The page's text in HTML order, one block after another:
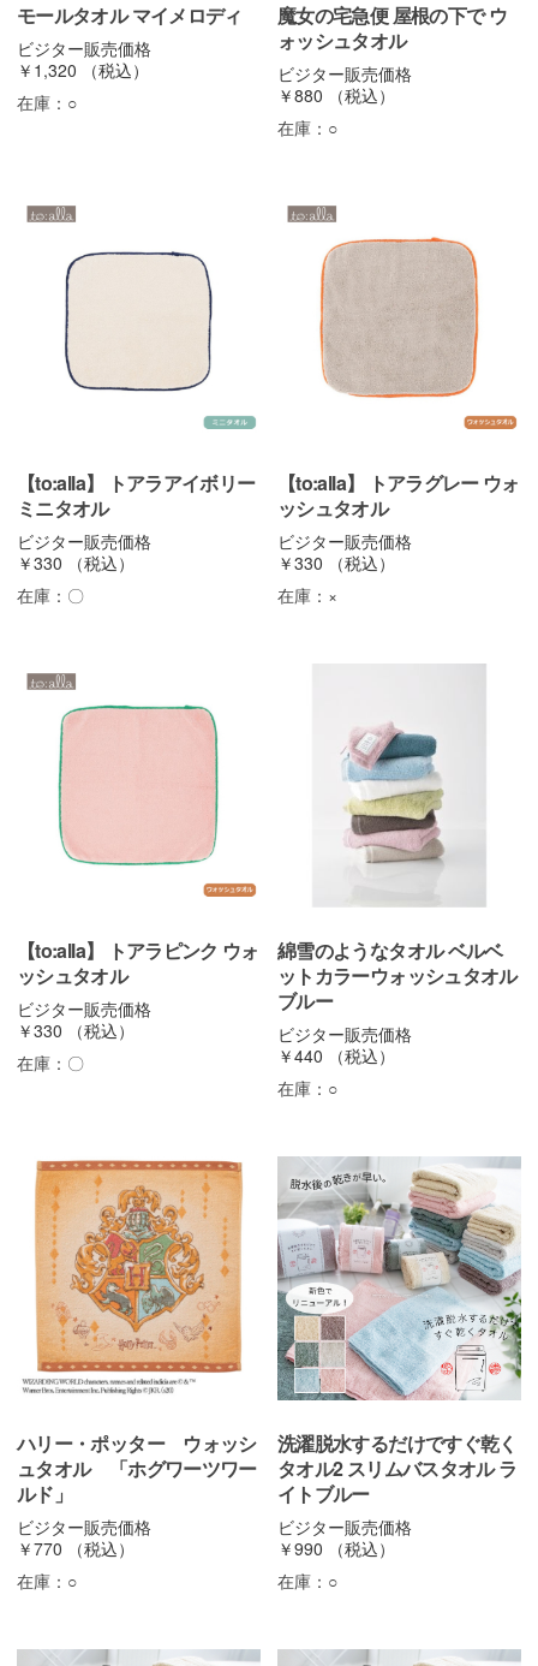
モールタオル マイメロディ
ビジター販売価格
￥1,320
（税込）
在庫： ○
魔女の宅急便 屋根の下で ウ
ォッシュタオル
ビジター販売価格
￥880
（税込）
在庫： ○
【to:alla】 トアラアイボリー
ミニタオル
ビジター販売価格
￥330
（税込）
在庫： 〇
【to:alla】 トアラグレー ウォ
ッシュタオル
ビジター販売価格
￥330
（税込）
在庫： ×
【to:alla】 トアラピンク ウォ
ッシュタオル
ビジター販売価格
￥330
（税込）
在庫： 〇
綿雪のようなタオル ベルベ
ットカラーウォッシュタオル
ブルー
ビジター販売価格
￥440
（税込）
在庫： ○
ハリー・ポッター ウォッシ
ュタオル 「ホグワーツワー
ルド」
ビジター販売価格
￥770
（税込）
在庫： ○
洗濯脱水するだけですぐ乾く
タオル2 スリムバスタオル ラ
イトブルー
ビジター販売価格
￥990
（税込）
在庫： ○